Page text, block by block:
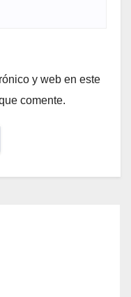
y web en este
comente.